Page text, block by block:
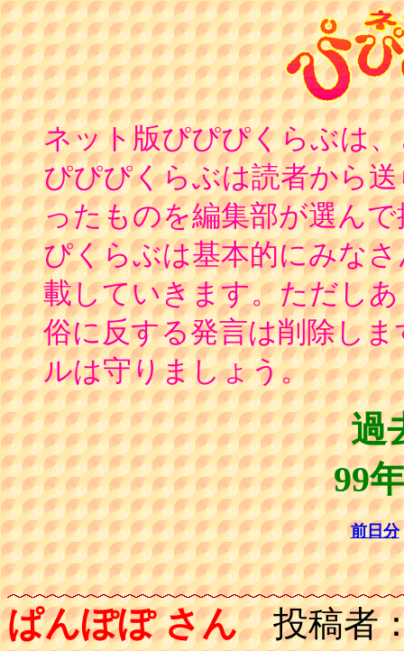
ネット版ぴぴぴくらぶは
ぴぴぴくらぶは読者から
ったものを編集部が選ん
ぴくらぶは基本的にみな
載していきます。ただし
俗に反する発言は削除し
ルは守りましょう。
過
99
前日分
ぱんぽぽ さん投稿者